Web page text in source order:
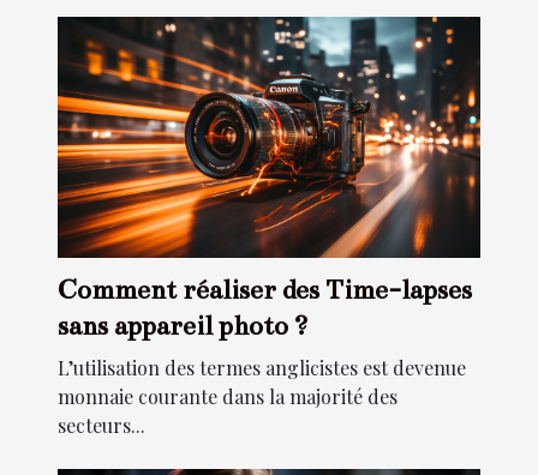
Comment réaliser des Time-lapses
sans appareil photo ?
L’utilisation des termes anglicistes est devenue
monnaie courante dans la majorité des
secteurs...